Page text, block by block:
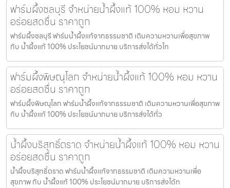
ฟาร์มผึ้งชลบุรี จำหน่ายน้ำผึ้งแท้ 100% หอม หวาน
อร่อยสดชื่น ราคาถูก
ฟาร์มผึ้งชลบุรี ฟาร์มน้ำผึ้งแท้จากธรรมชาติ เติมความหวานเพื่อสุขภาพ
กับ น้ำผึ้งแท้ 100% ประโยชน์มากมาย บริการส่งได้ทั่วไท
ฟาร์มผึ้งพิษณุโลก จำหน่ายน้ำผึ้งแท้ 100% หอม หวาน
อร่อยสดชื่น ราคาถูก
ฟาร์มผึ้งพิษณุโลก ฟาร์มน้ำผึ้งแท้จากธรรมชาติ เติมความหวานเพื่อสุขภาพ
กับ น้ำผึ้งแท้ 100% ประโยชน์มากมาย บริการส่งได้ทั่ว
น้ำผึ้งบริสุทธิ์ตราด จำหน่ายน้ำผึ้งแท้ 100% หอม หวาน
อร่อยสดชื่น ราคาถูก
น้ำผึ้งบริสุทธิ์ตราด ฟาร์มน้ำผึ้งแท้จากธรรมชาติ เติมความหวานเพื่อ
สุขภาพ กับ น้ำผึ้งแท้ 100% ประโยชน์มากมาย บริการส่งได้ท